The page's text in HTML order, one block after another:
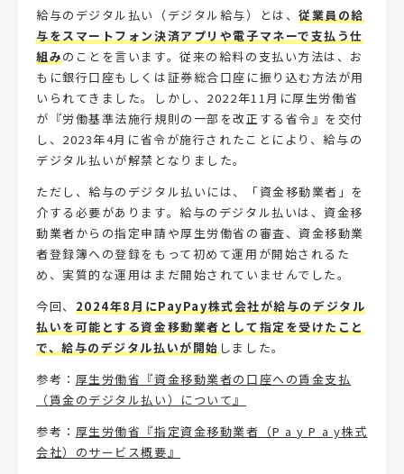
給与のデジタル払い（デジタル給与）とは、従業員の給
与をスマートフォン決済アプリや電子マネーで支払う仕
組みのことを言います。従来の給料の支払い方法は、お
もに銀行口座もしくは証券総合口座に振り込む方法が用
いられてきました。しかし、2022年11月に厚生労働省
が『労働基準法施行規則の一部を改正する省令』を交付
し、2023年4月に省令が施行されたことにより、給与の
デジタル払いが解禁となりました。
ただし、給与のデジタル払いには、「資金移動業者」を
介する必要があります。給与のデジタル払いは、資金移
動業者からの指定申請や厚生労働省の審査、資金移動業
者登録簿への登録をもって初めて運用が開始されるた
め、実質的な運用はまだ開始されていませんでした。
今回、 2024年8月にPayPay株式会社が給与のデジタル
払いを可能とする資金移動業者として指定を受けたこと
で、給与のデジタル払いが開始 しました。
参考： 厚生労働省『資金移動業者の口座への賃金支払
（賃金のデジタル払い）について』
参考： 厚生労働省『指定資金移動業者（P a y P a y株式
会社）のサービス概要』